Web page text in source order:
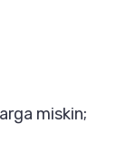
miskin;